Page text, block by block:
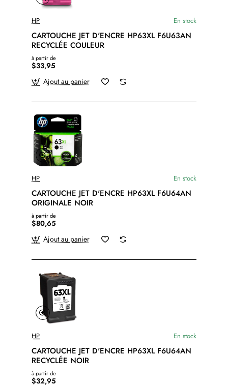
HP En stock
CARTOUCHE JET D'ENCRE HP63XL F6U63AN
RECYCLÉE COULEUR
à partir de
$33,95
Ajout au panier
HP En stock
CARTOUCHE JET D'ENCRE HP63XL F6U64AN
ORIGINALE NOIR
à partir de
$80,65
Ajout au panier
HP En stock
CARTOUCHE JET D'ENCRE HP63XL F6U64AN
RECYCLÉE NOIR
à partir de
$32,95